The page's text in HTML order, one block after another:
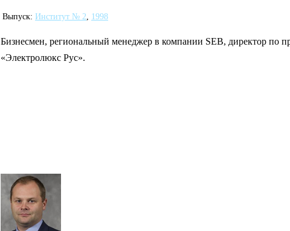
Выпуск: Институт № 2 1998
Бизнесмен, региональный менеджер в компании SEB, директор по
«Электролюкс Рус».